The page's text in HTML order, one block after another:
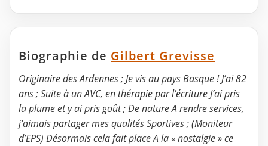
Biographie de Gilbert Grevisse
Originaire des Ardennes ; Je vis au pays Basque ! J’ai 82
ans ; Suite à un AVC, en thérapie par l’écriture J’ai pris
la plume et y ai pris goût ; De nature A rendre services,
j’aimais partager mes qualités Sportives ; (Moniteur
d’EPS) Désormais cela fait place A la « nostalgie » ce